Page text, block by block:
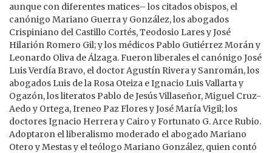
aunque con diferentes matices– los citados obispos, el
canónigo Mariano Guerra y González, los abogados
Crispiniano del Castillo Cortés, Teodosio Lares y José
Hilarión Romero Gil; y los médicos Pablo Gutiérrez Morán y
Leonardo Oliva de Álzaga. Fueron liberales el canónigo José
Luis Verdía Bravo, el doctor Agustín Rivera y Sanromán, los
abogados Luis de la Rosa Oteiza e Ignacio Luis Vallarta y
Ogazón, los literatos Pablo de Jesús Villaseñor, Miguel Cruz-
Aedo y Ortega, Ireneo Paz Flores y José María Vigil; los
doctores Ignacio Herrera y Cairo y Fortunato G. Arce Rubio.
Adoptaron el liberalismo moderado el abogado Mariano
Otero y Mestas y el teólogo Mariano González, quien contó